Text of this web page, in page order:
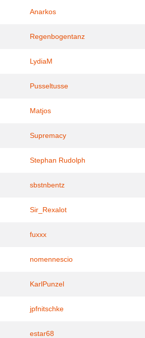
Anarkos
Regenbogentanz
LydiaM
Pusseltusse
Matjos
Supremacy
Stephan Rudolph
sbstnbentz
Sir_Rexalot
fuxxx
nomennescio
KarlPunzel
jpfnitschke
estar68